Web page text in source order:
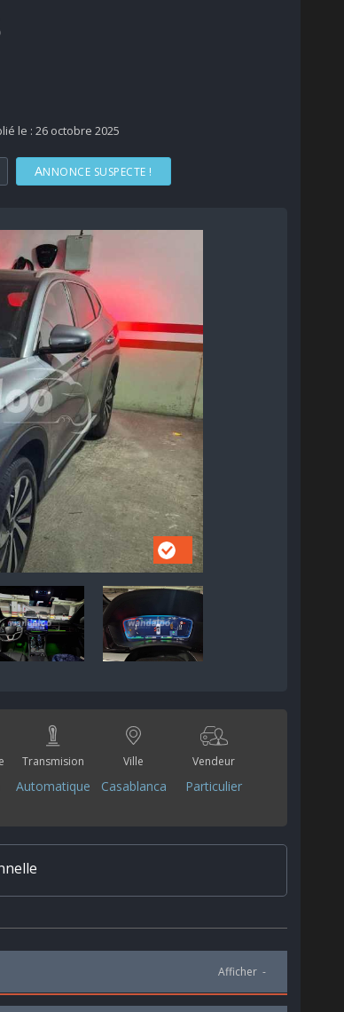
le : 26 octobre 2025
ANNONCE SUSPECTE !
Transmision
Automatique
Ville
Casablanca
Vendeur
Particulier
Afficher -